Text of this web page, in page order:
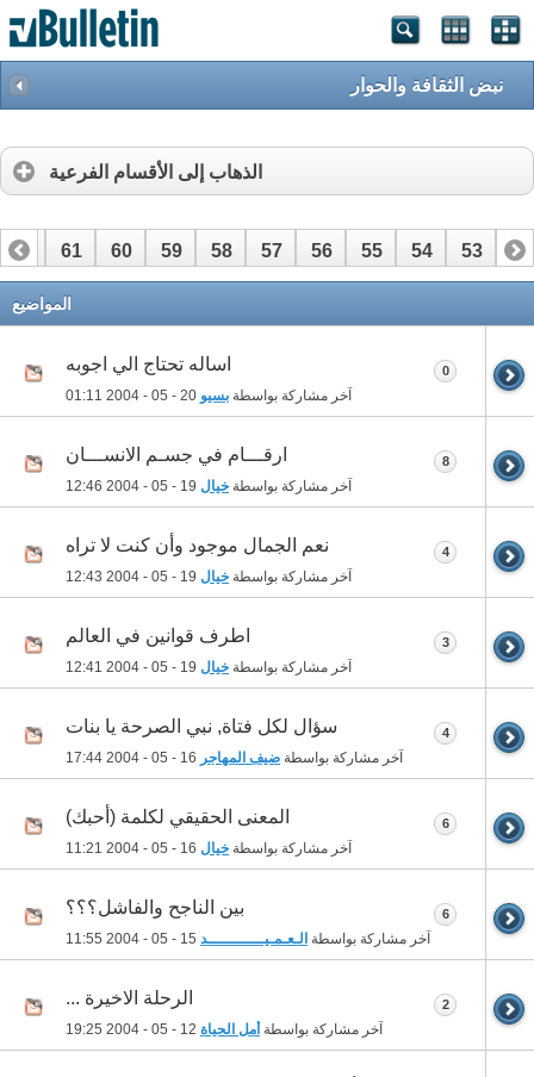
نبض الثقافة والحوار
الذهاب إلى الأقسام الفرعية
52
53
54
55
56
57
58
59
60
61
62
المواضيع
اساله تحتاج الي اجوبه
آخر مشاركة بواسطة بسيو 01:11
0
ارقـــام في جسـم الانســـان
آخر مشاركة بواسطة خيال 12:46
8
نعم الجمال موجود وأن كنت لا تراه
آخر مشاركة بواسطة خيال 12:43
4
اطرف قوانين في العالم
آخر مشاركة بواسطة خيال 12:41
3
سؤال لكل فتاة, نبي الصرحة يا بنات
آخر مشاركة بواسطة ضيف المهاجر 17:44
4
المعنى الحقيقي لكلمة (أحبك)
آخر مشاركة بواسطة خيال 11:21
6
بين الناجح والفاشل؟؟؟
آخر مشاركة بواسطة الـعـمـيــــــــــــد 11:55
6
الرحلة الاخيرة ...
آخر مشاركة بواسطة أمل الحياة 19:25
2